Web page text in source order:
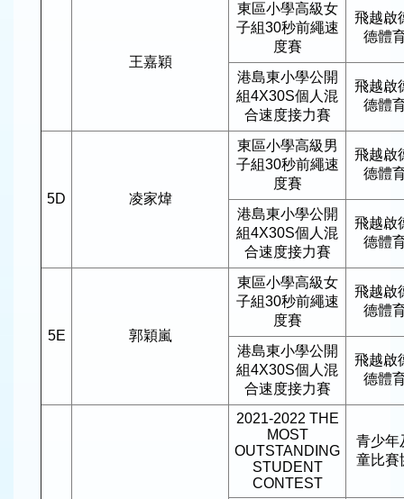
王嘉穎
東區小學高級女
子組30秒前繩速
度賽
飛越啟
德體
港島東小學公開
組4X30S個人混
合速度接力賽
飛越啟
德體
5D 凌家煒
東區小學高級男
子組30秒前繩速
度賽
飛越啟
德體
港島東小學公開
組4X30S個人混
合速度接力賽
飛越啟
德體
5E 郭穎嵐
東區小學高級女
子組30秒前繩速
度賽
飛越啟
德體
港島東小學公開
組4X30S個人混
合速度接力賽
飛越啟
德體
2021-2022 THE
MOST
OUTSTANDING
STUDENT
CONTEST
青少年
童比賽